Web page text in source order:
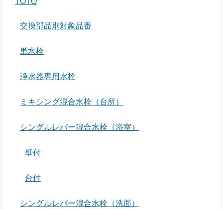
交換部品別対象品番
単水栓
浄水器専用水栓
ミキシング混合水栓（台所）
シングルレバー混合水栓（浴室）
壁付
台付
シングルレバー混合水栓（洗面）